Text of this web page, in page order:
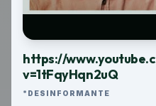
https://
v=1tFqyHqn2uQ
*DESINFORMANTE